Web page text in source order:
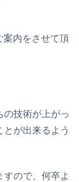
案内をさせて頂
の技術が上がっ
が出来るよう
すので、何卒よ